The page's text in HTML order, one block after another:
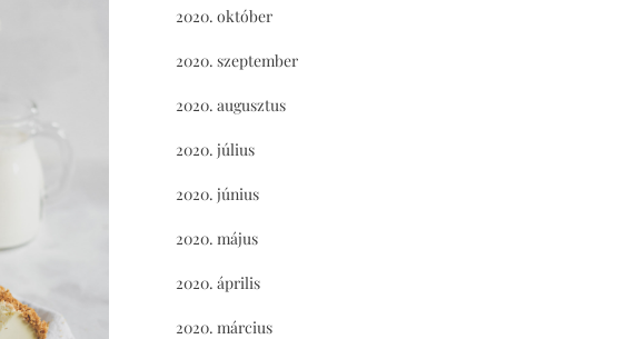
2020. október
2020. szeptember
2020. augusztus
2020. július
2020. június
2020. május
2020. április
2020. március